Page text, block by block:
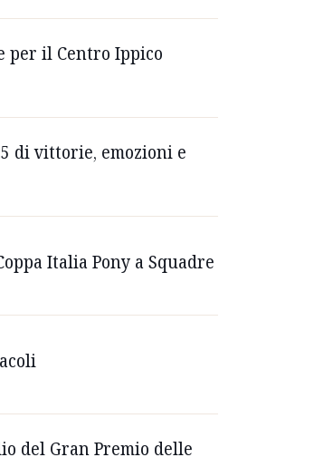
per il Centro Ippico
di vittorie, emozioni e
Italia Pony a Squadre
del Gran Premio delle